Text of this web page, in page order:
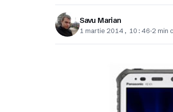
Savu Marian
1 martie 2014, 10:46·2 min